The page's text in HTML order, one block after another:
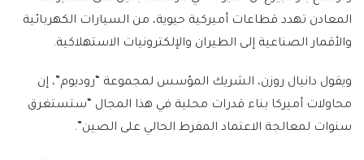
المعادن تهدد قطاعات أميركية حيوية، من السيارات الكهربائية
والأقمار الصناعية إلى الطيران والإلكترونيات الاستهلاكية.
ويقول دانيال روزن، الشريك المؤسس لمجموعة “روديوم”، إن
محاولات أميركا بناء قدرات محلية في هذا المجال “ستستغرق
سنوات لمعالجة الاعتماد المفرط الحالي على الصين”.